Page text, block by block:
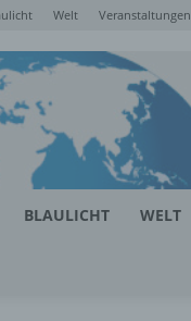
Welt Veranstaltungen
BLAULICHT WELT